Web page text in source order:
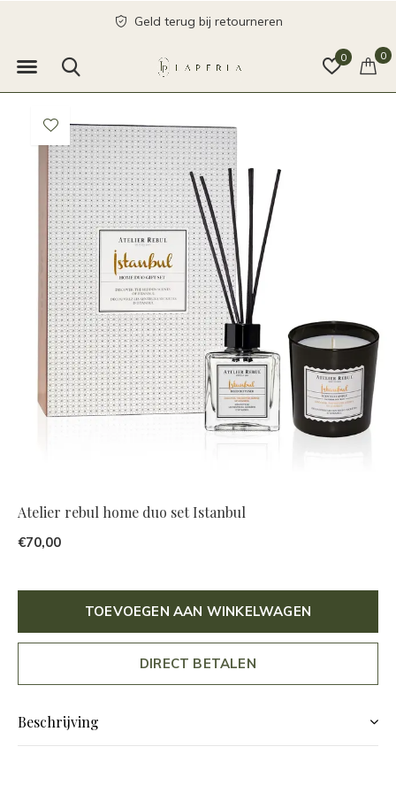
0 0
Geld terug bij retourneren
Atelier rebul home duo set Istanbul
€70,00
TOEVOEGEN AAN WINKELWAGEN
DIRECT BETALEN
Beschrijving